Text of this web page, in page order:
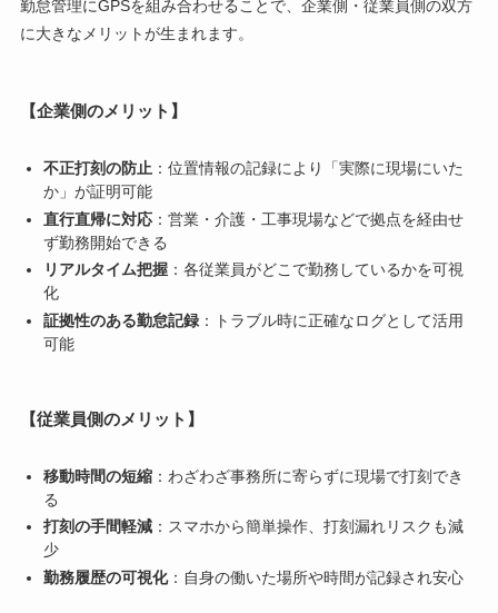
勤怠管理にGPSを組み合わせることで、企業側・従業員側の双方
に大きなメリットが生まれます。
【企業側のメリット】
不正打刻の防止：位置情報の記録により「実際に現場にいた
か」が証明可能
直行直帰に対応：営業・介護・工事現場などで拠点を経由せ
ず勤務開始できる
リアルタイム把握：各従業員がどこで勤務しているかを可視
化
証拠性のある勤怠記録：トラブル時に正確なログとして活用
可能
【従業員側のメリット】
移動時間の短縮：わざわざ事務所に寄らずに現場で打刻でき
る
打刻の手間軽減：スマホから簡単操作、打刻漏れリスクも減
少
勤務履歴の可視化：自身の働いた場所や時間が記録され安心